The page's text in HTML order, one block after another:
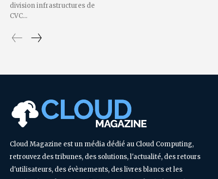
division infrastructures de
CVC...
Cloud Magazine est un média dédié au Cloud Computing,
retrouvez des tribunes, des solutions, l'actualité, des retours
d'utilisateurs, des évènements, des livres blancs et les